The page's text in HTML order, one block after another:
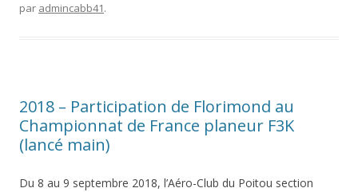
par admincabb41.
2018 – Participation de Florimond au
Championnat de France planeur F3K
(lancé main)
Du 8 au 9 septembre 2018, l’Aéro-Club du Poitou section